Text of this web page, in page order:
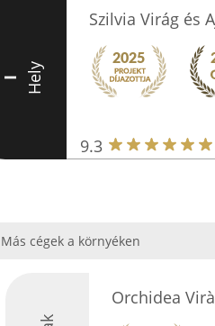
I Hely
Szilvia Virág és
9.3
Más cégek a környéken
Orchidea